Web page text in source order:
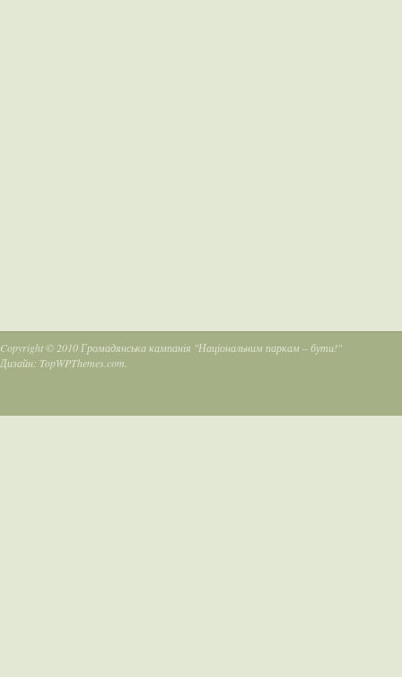
Copyright © 2010 Громадянська кампанія "Національним паркам – бути!"
Дизайн: TopWPThemes.com